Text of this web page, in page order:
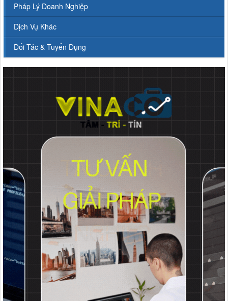
Pháp Lý Doanh Nghiệp
Dịch Vụ Khác
Đối Tác & Tuyển Dụng